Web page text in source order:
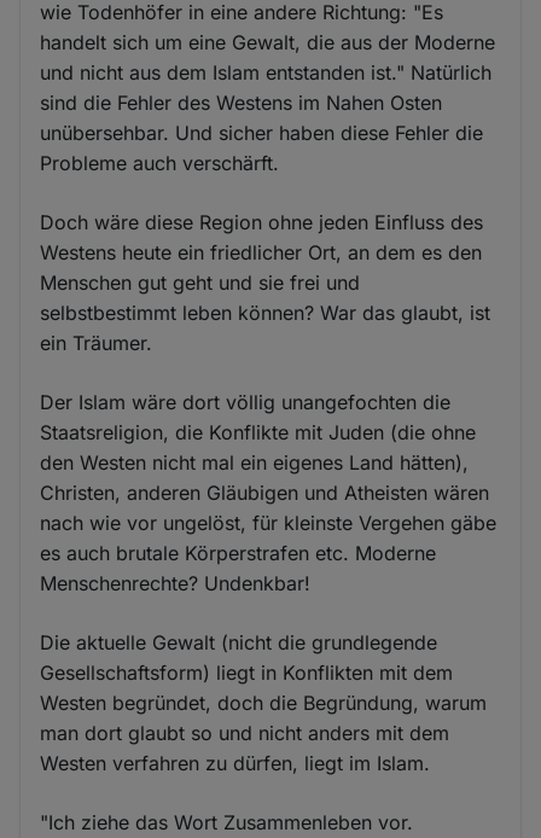
wie Todenhöfer in eine andere Richtung: "Es
handelt sich um eine Gewalt, die aus der Moderne
und nicht aus dem Islam entstanden ist." Natürlich
sind die Fehler des Westens im Nahen Osten
unübersehbar. Und sicher haben diese Fehler die
Probleme auch verschärft.
Doch wäre diese Region ohne jeden Einfluss des
Westens heute ein friedlicher Ort, an dem es den
Menschen gut geht und sie frei und
selbstbestimmt leben können? War das glaubt, ist
ein Träumer.
Der Islam wäre dort völlig unangefochten die
Staatsreligion, die Konflikte mit Juden (die ohne
den Westen nicht mal ein eigenes Land hätten),
Christen, anderen Gläubigen und Atheisten wären
nach wie vor ungelöst, für kleinste Vergehen gäbe
es auch brutale Körperstrafen etc. Moderne
Menschenrechte? Undenkbar!
Die aktuelle Gewalt (nicht die grundlegende
Gesellschaftsform) liegt in Konflikten mit dem
Westen begründet, doch die Begründung, warum
man dort glaubt so und nicht anders mit dem
Westen verfahren zu dürfen, liegt im Islam.
"Ich ziehe das Wort Zusammenleben vor.